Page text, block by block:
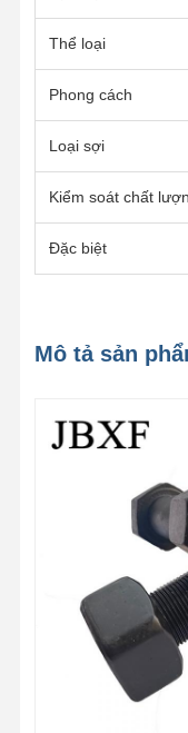
Nhà
Thể loại
Phong cách
Loại sợi
Kiểm soát chất
Đặc biệt
Mô tả sản